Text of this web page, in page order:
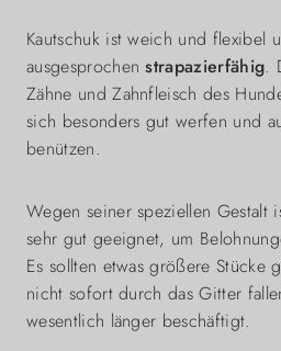
Kautschuk ist weich und flexibel
ausgesprochenstrapazierfähig.
Zähne und Zahnfleisch des
sich besonders gut werfen und
benützen.
Wegen seiner speziellen Gestalt
sehr gut geeignet, um
Es sollten etwas größere Stücke
nicht sofort durch das Gitter
wesentlich länger beschäftigt.